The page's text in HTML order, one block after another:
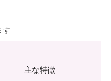
す
主な特徴